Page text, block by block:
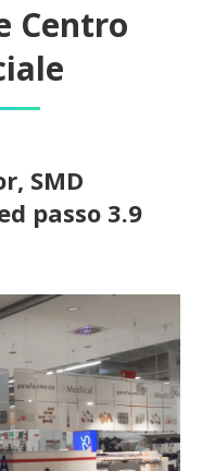
Centro
SMD
passo 3.9